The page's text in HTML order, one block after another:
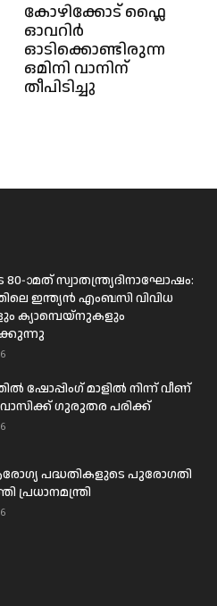
കോഴിക്കോട് ഫ്ലൈ
ഓവറിർ
ഓടിക്കൊണ്ടിരുന്ന
ഒമിനി വാനിന്
തീപിടിച്ചു
ാമത് സ്വാതന്ത്ര്യദിനാഘോഷം:
ഇന്ത്യൻ എംബസി വിവിധ
ക്യാമ്പെയ്‌നുകളും
ഷോപ്പിംഗ് മാളിൽ നിന്ന് വീണ്
ഗുരുതര പരിക്ക്
പദ്ധതികളുടെ പുരോഗതി
പ്രധാനമന്ത്രി